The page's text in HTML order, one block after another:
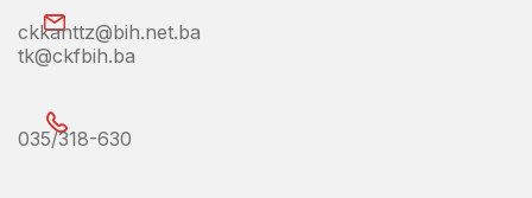
ckkanttz@bih.net.ba
tk@ckfbih.ba
035/318-630